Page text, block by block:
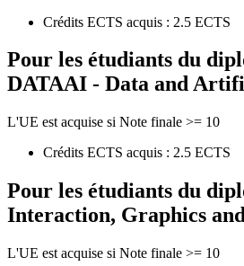
Crédits ECTS acquis : 2.5 ECTS
Pour les étudiants du
DATAAI - Data and
L'UE est acquise si Note finale >= 10
Crédits ECTS acquis : 2.5 ECTS
Pour les étudiants du
Interaction, Graphics
L'UE est acquise si Note finale >= 10